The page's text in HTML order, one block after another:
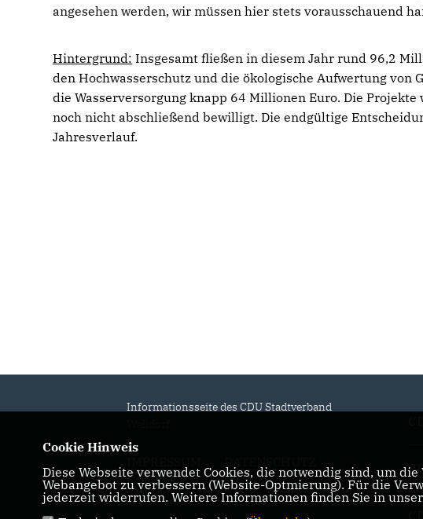
angesehen werden, wir müssen hier stets vorausschauend
Hintergrund: Insgesamt fließen in diesem Jahr rund 96,2
den Hochwasserschutz und die ökologische Aufwertung von
die Wasserversorgung knapp 64 Millionen Euro. Die
noch nicht abschließend bewilligt. Die endgültige
Jahresverlauf.
Informationsseite des CDU Stadtverband
KONTAKT
Cookie Hinweis
Diese Webseite verwendet Cookies, die notwendig sind, um
Webangebot zu verbessern (Website-Optmierung). Für die
jederzeit widerrufen. Weitere Informationen finden Sie in